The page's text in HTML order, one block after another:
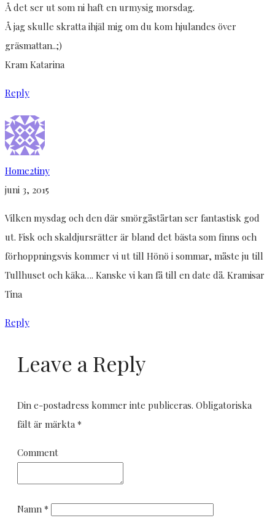
Å det ser ut som ni haft en urmysig morsdag.
Å jag skulle skratta ihjäl mig om du kom hjulandes över
gräsmattan..;)
Kram Katarina
Reply
Home2tiny
juni 3, 2015
Vilken mysdag och den där smörgåstårtan ser fantastisk god
ut. Fisk och skaldjursrätter är bland det bästa som finns och
förhoppningsvis kommer vi ut till Hönö i sommar, måste ju till
Tullhuset och käka…. Kanske vi kan få till en date då. Kramisar
Tina
Reply
Leave a Reply
Din e-postadress kommer inte publiceras. Obligatoriska
fält är märkta *
Comment
Namn *